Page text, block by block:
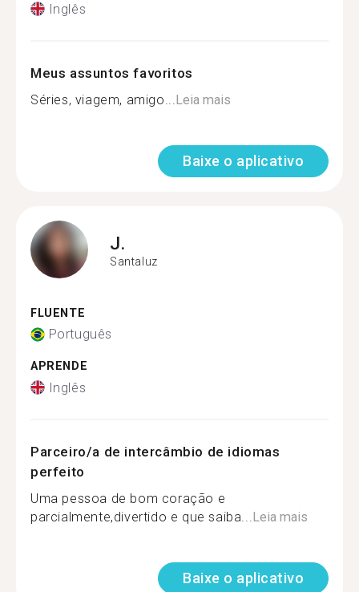
Inglês
Meus assuntos favoritos
Séries, viagem, amigo... Leia mais
Baixe o aplicativo
J.
Santaluz
FLUENTE
Português
APRENDE
Inglês
Parceiro/a de intercâmbio de idiomas
perfeito
Uma pessoa de bom coração e
parcialmente,divertido e que saiba... Leia mais
Baixe o aplicativo